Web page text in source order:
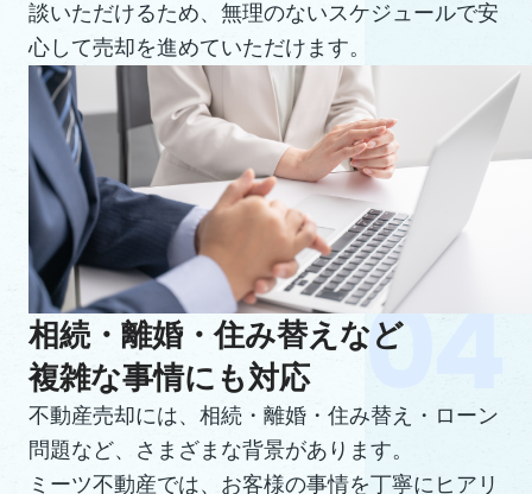
談いただけるため、無理のないスケジュールで安
心して売却を進めていただけます。
相続・離婚・住み替えなど
複雑な事情にも対応
不動産売却には、相続・離婚・住み替え・ローン
問題など、さまざまな背景があります。
ミーツ不動産では、お客様の事情を丁寧にヒアリ